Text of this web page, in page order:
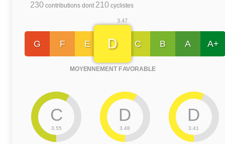
230 contributions dont 210 cyclistes
G F E
3.47
D
MOYENNEMENT FAVORABLE
C B A A+
C
3.55
D
3.48
D
3.41